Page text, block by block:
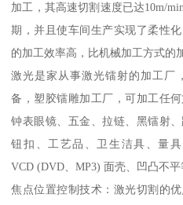
加工，其高速切割速度已达10m/
期，并且使车间生产实现了柔性
的加工效率高，比机械加工方式的
激光是家从事激光镭射的加工厂
备，塑胶镭雕加工厂，可加工任
钟表眼镜、五金、拉链、黑镭射
钮扣、工艺品、卫生洁具、量
VCD (DVD、MP3) 面壳、凹凸不
焦点位置控制技术：激光切割的